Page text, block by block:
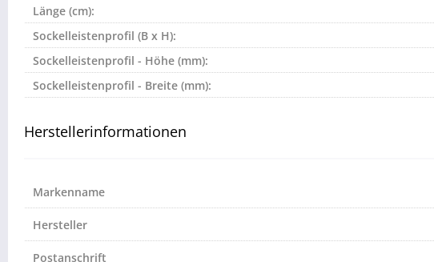
Länge (cm):
Sockelleistenprofil (B x H):
Sockelleistenprofil - Höhe (mm):
Sockelleistenprofil - Breite (mm):
Herstellerinformationen
Markenname
Hersteller
Postanschrift